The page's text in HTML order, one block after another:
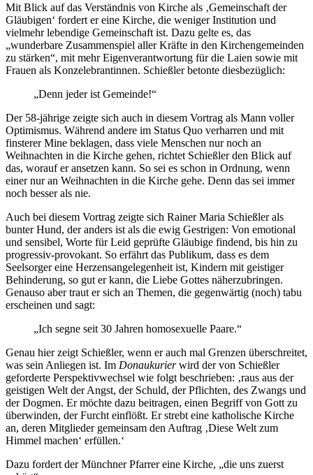
Mit Blick auf das Verständnis von Kirche als ‚Gemeinschaft der
Gläubigen‘ fordert er eine Kirche, die weniger Institution und
vielmehr lebendige Gemeinschaft ist. Dazu gelte es, das
„wunderbare Zusammenspiel aller Kräfte in den Kirchengemeinden
zu stärken“, mit mehr Eigenverantwortung für die Laien sowie mit
Frauen als Konzelebrantinnen. Schießler betonte diesbezüglich:
„Denn jeder ist Gemeinde!“
Der 58-jährige zeigte sich auch in diesem Vortrag als Mann voller
Optimismus. Während andere im Status Quo verharren und mit
finsterer Mine beklagen, dass viele Menschen nur noch an
Weihnachten in die Kirche gehen, richtet Schießler den Blick auf
das, worauf er ansetzen kann. So sei es schon in Ordnung, wenn
einer nur an Weihnachten in die Kirche gehe. Denn das sei immer
noch besser als nie.
Auch bei diesem Vortrag zeigte sich Rainer Maria Schießler als
bunter Hund, der anders ist als die ewig Gestrigen: Von emotional
und sensibel, Worte für Leid geprüfte Gläubige findend, bis hin zu
progressiv-provokant. So erfährt das Publikum, dass es dem
Seelsorger eine Herzensangelegenheit ist, Kindern mit geistiger
Behinderung, so gut er kann, die Liebe Gottes näherzubringen.
Genauso aber traut er sich an Themen, die gegenwärtig (noch) tabu
erscheinen und sagt:
„Ich segne seit 30 Jahren homosexuelle Paare.“
Genau hier zeigt Schießler, wenn er auch mal Grenzen überschreitet,
was sein Anliegen ist. Im Donaukurierwird der von Schießler
geforderte Perspektivwechsel wie folgt beschrieben: ‚raus aus der
geistigen Welt der Angst, der Schuld, der Pflichten, des Zwangs und
der Dogmen. Er möchte dazu beitragen, einen Begriff von Gott zu
überwinden, der Furcht einflößt. Er strebt eine katholische Kirche
an, deren Mitglieder gemeinsam den Auftrag ‚Diese Welt zum
Himmel machen‘ erfüllen.‘
Dazu fordert der Münchner Pfarrer eine Kirche, „die uns zuerst